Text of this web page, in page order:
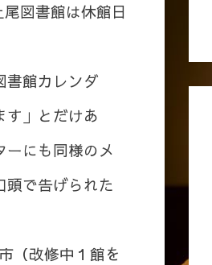
図書館は休館日
館カレンダ
す」とだけあ
ーにも同様のメ
頭で告げられた
（改修中１館を